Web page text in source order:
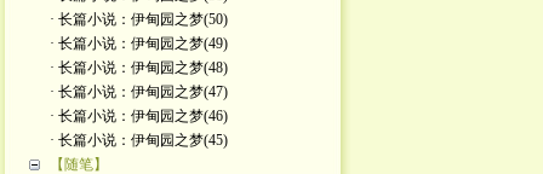
· 长篇小说：伊甸园之梦(50)
· 长篇小说：伊甸园之梦(49)
· 长篇小说：伊甸园之梦(48)
· 长篇小说：伊甸园之梦(47)
· 长篇小说：伊甸园之梦(46)
· 长篇小说：伊甸园之梦(45)
【随笔】